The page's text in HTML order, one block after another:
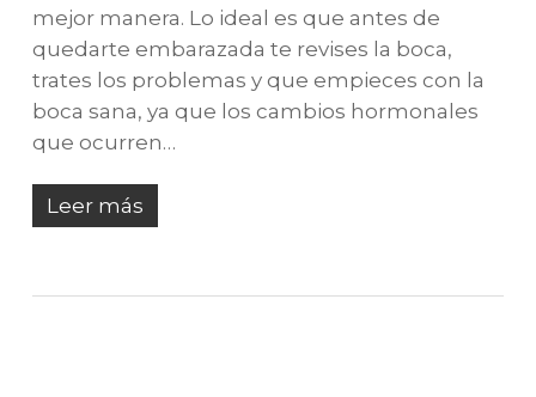
mejor manera. Lo ideal es que antes de
quedarte embarazada te revises la boca,
trates los problemas y que empieces con la
boca sana, ya que los cambios hormonales
que ocurren…
Leer más